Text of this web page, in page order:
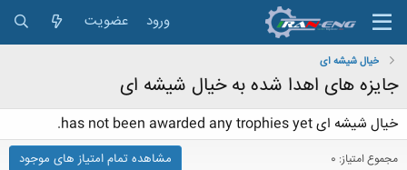
ورود عضویت
خیال شیشه ای
جایزه های اهدا شده به خیال شیشه ای
خیال شیشه ای has not been awarded any trophies yet.
مجموع امتیاز: 0 مشاهده تمام امتیاز های موجود